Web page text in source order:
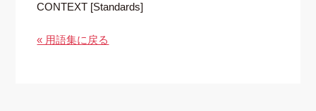
CONTEXT [Standards]
« 用語集に戻る